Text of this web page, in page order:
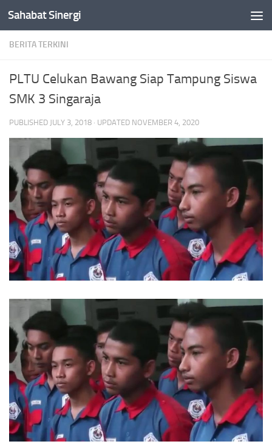
Skip to content
Sahabat Sinergi
BERITA TERKINI
PLTU Celukan Bawang Siap Tampung Siswa
SMK 3 Singaraja
PUBLISHED JULY 3, 2018 · UPDATED NOVEMBER 4, 2020